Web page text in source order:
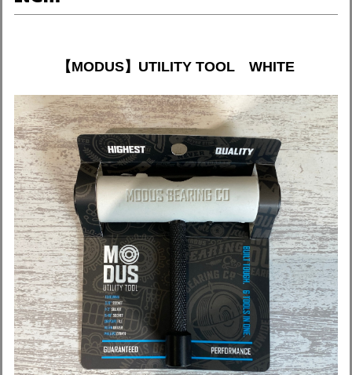
【MODUS】UTILITY TOOL WHITE